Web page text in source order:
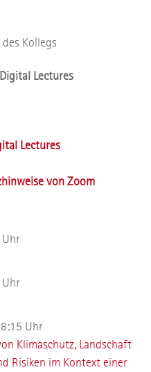
Kollegs
Lectures
Lectures
von Zoom
Uhr
Uhr
Uhr
Klimaschutz, Landschaft
Risiken im Kontext einer